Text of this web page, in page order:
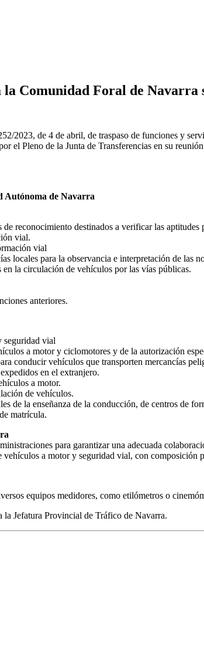
Comunidad Foral de
2023, de 4 de abril, de traspaso de funciones y
el Pleno de la Junta de Transferencias en su
Autónoma de Navarra
reconocimiento destinados a verificar las aptitudes
vial.
vial
locales para la observancia e interpretación de las
la circulación de vehículos por las vías públicas.
anteriores.
seguridad vial
a motor y ciclomotores y de la autorización
conducir vehículos que transporten mercancías
en el extranjero.
a motor.
de vehículos.
de la enseñanza de la conducción, de centros de
matrícula.
para garantizar una adecuada
a motor y seguridad vial, con composición
equipos medidores, como etilómetros o
la Jefatura Provincial de Tráfico de Navarra.